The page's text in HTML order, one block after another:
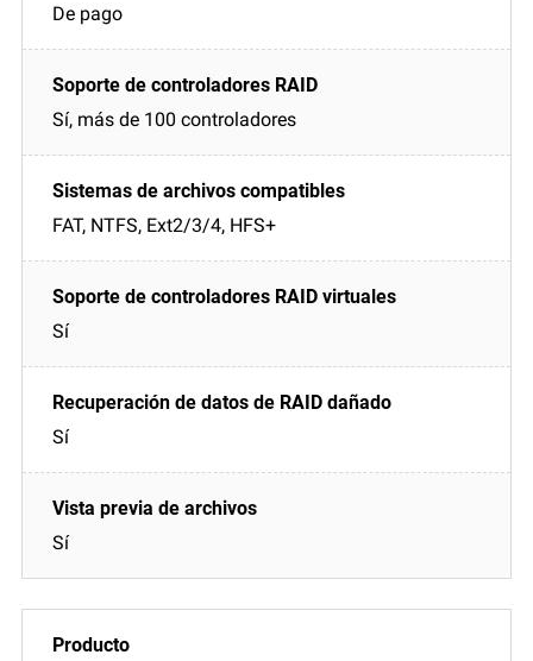
De pago
Sí, más de 100 controladores
FAT, NTFS, Ext2/3/4, HFS+
Sí
Sí
Sí